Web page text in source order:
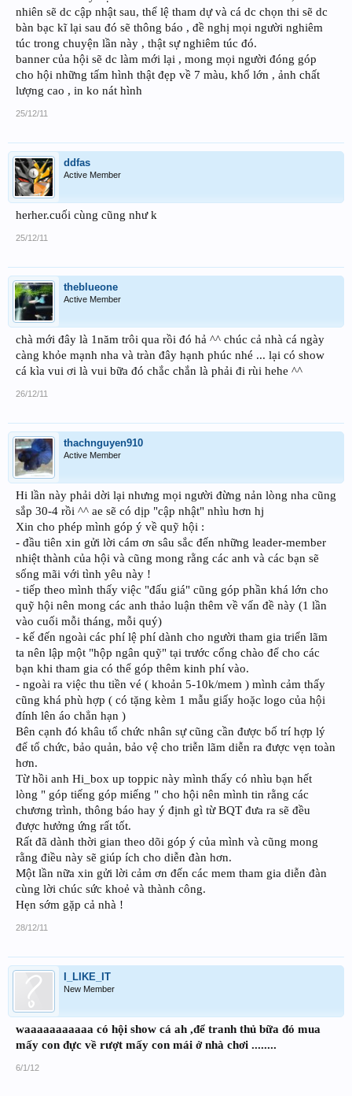
nhiên sẽ dc cập nhật sau, thể lệ tham dự và cá dc chọn thi sẽ dc
bàn bạc kĩ lại sau đó sẽ thông báo , đề nghị mọi người nghiêm
túc trong chuyện lần này , thật sự nghiêm túc đó.
banner của hội sẽ dc làm mới lại , mong mọi người đóng góp
cho hội những tấm hình thật đẹp về 7 màu, khổ lớn , ảnh chất
lượng cao , in ko nát hình
25/12/11
ddfas
Active Member
herher.cuối cùng cũng như k
25/12/11
theblueone
Active Member
chà mới đây là 1năm trôi qua rồi đó hả ^^ chúc cả nhà cá ngày
càng khỏe mạnh nha và tràn đây hạnh phúc nhé ... lại có show
cá kìa vui ơi là vui bữa đó chắc chắn là phải đi rùi hehe ^^
26/12/11
thachnguyen910
Active Member
Hi lần này phải dời lại nhưng mọi người đừng nản lòng nha cũng
sắp 30-4 rồi ^^ ae sẽ có dịp "cập nhật" nhìu hơn hj
Xin cho phép mình góp ý về quỹ hội :
- đầu tiên xin gửi lời cám ơn sâu sắc đến những leader-member
nhiệt thành của hội và cũng mong rằng các anh và các bạn sẽ
sống mãi với tình yêu này !
- tiếp theo mình thấy việc "đấu giá" cũng góp phần khá lớn cho
quỹ hội nên mong các anh thảo luận thêm về vấn đề này (1 lần
vào cuối mỗi tháng, mỗi quý)
- kế đến ngoài các phí lệ phí dành cho người tham gia triển lãm
ta nên lập một "hộp ngân quỹ" tại trước cổng chào để cho các
bạn khi tham gia có thể góp thêm kinh phí vào.
- ngoài ra việc thu tiền vé ( khoản 5-10k/mem ) mình cảm thấy
cũng khá phù hợp ( có tặng kèm 1 mẫu giấy hoặc logo của hội
đính lên áo chẳn hạn )
Bên cạnh đó khâu tổ chức nhân sự cũng cần được bố trí hợp lý
để tổ chức, bảo quản, bảo vệ cho triễn lãm diễn ra được vẹn toàn
hơn.
Từ hồi anh Hi_box up toppic này mình thấy có nhìu bạn hết
lòng " góp tiếng góp miếng " cho hội nên mình tin rằng các
chương trình, thông báo hay ý định gì từ BQT đưa ra sẽ đều
được hưởng ứng rất tốt.
Rất đã dành thời gian theo dõi góp ý của mình và cũng mong
rằng điều này sẽ giúp ích cho diễn đàn hơn.
Một lần nữa xin gửi lời cảm ơn đến các mem tham gia diễn đàn
cùng lời chúc sức khoẻ và thành công.
Hẹn sớm gặp cả nhà !
28/12/11
I_LIKE_IT
New Member
waaaaaaaaaaa có hội show cá ah ,để tranh thủ bữa đó mua
mấy con đực về rượt mấy con mái ở nhà chơi ........
6/1/12